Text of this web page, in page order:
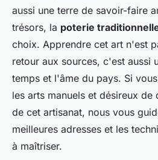
aussi une terre de savoir-faire
trésors, la poterie
choix. Apprendre cet art n'est
retour aux sources, c'est aussi
temps et l'âme du pays. Si
les arts manuels et désireux
de cet artisanat, nous vous
meilleures adresses et les
à maîtriser.